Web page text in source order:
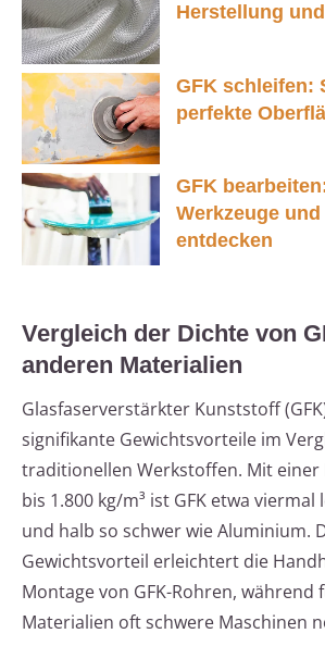
Herstellung
GFK schleifen:
perfekte
GFK
Werkzeuge
entdecken
Vergleich der Dichte von
anderen Materialien
Glasfaserverstärkter Kunststoff
signifikante Gewichtsvorteile im
traditionellen Werkstoffen. Mit einer
bis 1.800 kg/m³ ist GFK etwa viermal
und halb so schwer wie Aluminium.
Gewichtsvorteil erleichtert die
Montage von GFK-Rohren, während
Materialien oft schwere Maschinen